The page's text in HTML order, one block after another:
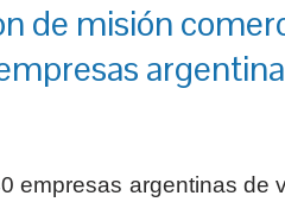
de misión
empresas argentinas de